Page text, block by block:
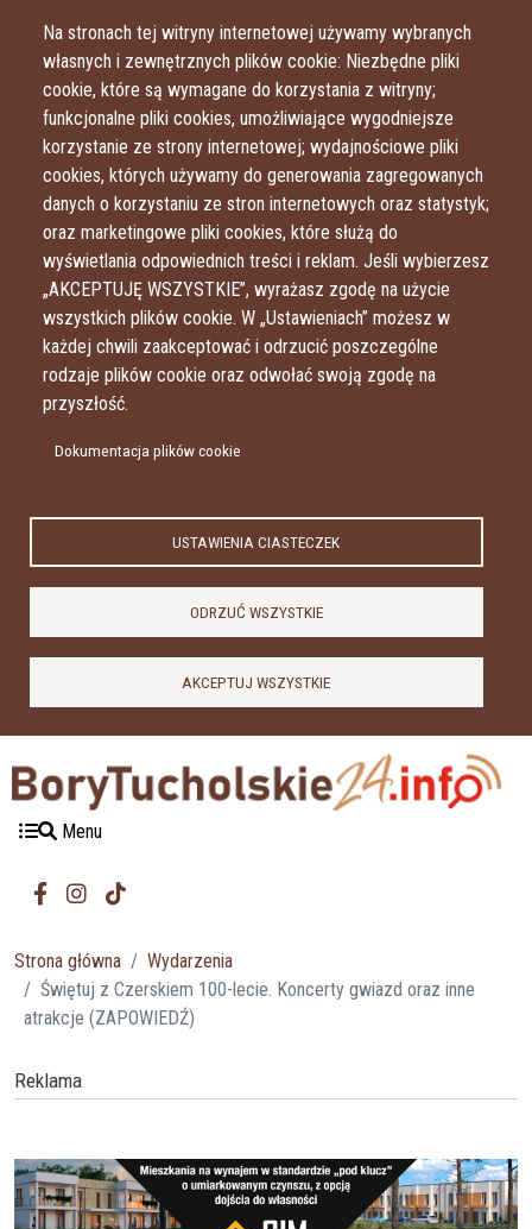
Na stronach tej witryny internetowej używamy wybranych
własnych i zewnętrznych plików cookie: Niezbędne pliki
cookie, które są wymagane do korzystania z witryny;
funkcjonalne pliki cookies, umożliwiające wygodniejsze
korzystanie ze strony internetowej; wydajnościowe pliki
cookies, których używamy do generowania zagregowanych
danych o korzystaniu ze stron internetowych oraz statystyk;
oraz marketingowe pliki cookies, które służą do
wyświetlania odpowiednich treści i reklam. Jeśli wybierzesz
„AKCEPTUJĘ WSZYSTKIE”, wyrażasz zgodę na użycie
wszystkich plików cookie. W „Ustawieniach” możesz w
każdej chwili zaakceptować i odrzucić poszczególne
rodzaje plików cookie oraz odwołać swoją zgodę na
przyszłość.
Dokumentacja plików cookie
USTAWIENIA CIASTECZEK
ODRZUĆ WSZYSTKIE
AKCEPTUJ WSZYSTKIE
Menu
Strona główna
Wydarzenia
Świętuj z Czerskiem 100-lecie. Koncerty gwiazd oraz inne
atrakcje (ZAPOWIEDŹ)
Reklama